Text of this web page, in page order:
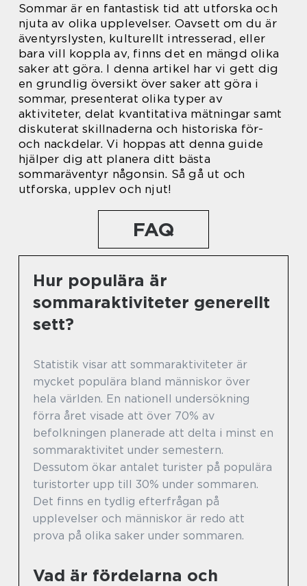
Sommar är en fantastisk tid att utforska och
njuta av olika upplevelser. Oavsett om du är
äventyrslysten, kulturellt intresserad, eller
bara vill koppla av, finns det en mängd olika
saker att göra. I denna artikel har vi gett dig
en grundlig översikt över saker att göra i
sommar, presenterat olika typer av
aktiviteter, delat kvantitativa mätningar samt
diskuterat skillnaderna och historiska för-
och nackdelar. Vi hoppas att denna guide
hjälper dig att planera ditt bästa
sommaräventyr någonsin. Så gå ut och
utforska, upplev och njut!
FAQ
Hur populära är
sommaraktiviteter generellt
sett?
Statistik visar att sommaraktiviteter är
mycket populära bland människor över
hela världen. En nationell undersökning
förra året visade att över 70% av
befolkningen planerade att delta i minst en
sommaraktivitet under semestern.
Dessutom ökar antalet turister på populära
turistorter upp till 30% under sommaren.
Det finns en tydlig efterfrågan på
upplevelser och människor är redo att
prova på olika saker under sommaren.
Vad är fördelarna och